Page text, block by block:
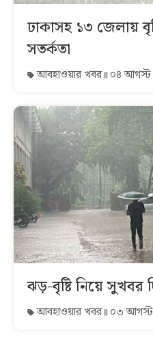
ঢাকাসহ ১৩ জেলায়
সতর্কতা
আবহাওয়ার খবর ০৪
ঝড়-বৃষ্টি নিয়ে
আবহাওয়ার খবর ০৩